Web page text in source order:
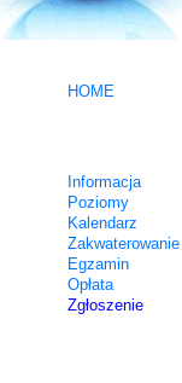
HOME
Informacja
Poziomy
Kalendarz
Zakwaterowanie
Egzamin
Opłata
Zgłoszenie